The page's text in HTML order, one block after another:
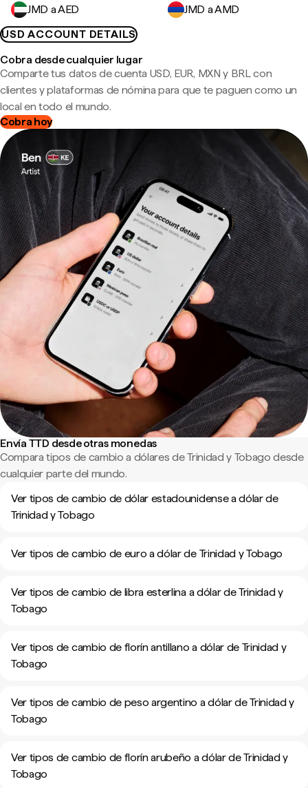
JMD a AED
JMD a AMD
USD ACCOUNT DETAILS
Cobra desde cualquier lugar
Comparte tus datos de cuenta USD, EUR, MXN y BRL con
clientes y plataformas de nómina para que te paguen como un
local en todo el mundo.
Cobra hoy
Envía TTD desde otras monedas
Compara tipos de cambio a dólares de Trinidad y Tobago desde
cualquier parte del mundo.
Ver tipos de cambio de dólar estadounidense a dólar de
Trinidad y Tobago
Ver tipos de cambio de euro a dólar de Trinidad y Tobago
Ver tipos de cambio de libra esterlina a dólar de Trinidad y
Tobago
Ver tipos de cambio de florín antillano a dólar de Trinidad y
Tobago
Ver tipos de cambio de peso argentino a dólar de Trinidad y
Tobago
Ver tipos de cambio de florín arubeño a dólar de Trinidad y
Tobago